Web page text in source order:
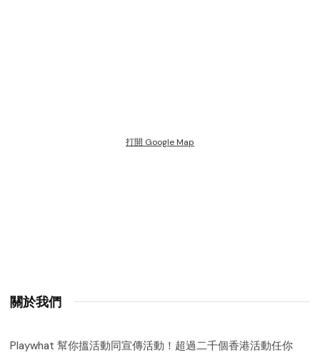
打開 Google Map
關於我們
Playwhat 幫你搵活動同宣傳活動！超過二千個香港活動任你